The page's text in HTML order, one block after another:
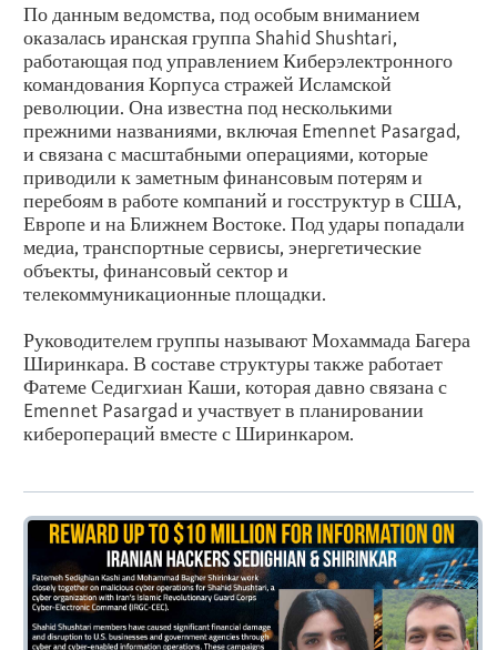
По данным ведомства, под особым вниманием
оказалась иранская группа Shahid Shushtari,
работающая под управлением Киберэлектронного
командования Корпуса стражей Исламской
революции. Она известна под несколькими
прежними названиями, включая Emennet Pasargad,
и связана с масштабными операциями, которые
приводили к заметным финансовым потерям и
перебоям в работе компаний и госструктур в США,
Европе и на Ближнем Востоке. Под удары попадали
медиа, транспортные сервисы, энергетические
объекты, финансовый сектор и
телекоммуникационные площадки.
Руководителем группы называют Мохаммада Багера
Ширинкара. В составе структуры также работает
Фатеме Седигхиан Каши, которая давно связана с
Emennet Pasargad и участвует в планировании
киберопераций вместе с Ширинкаром.